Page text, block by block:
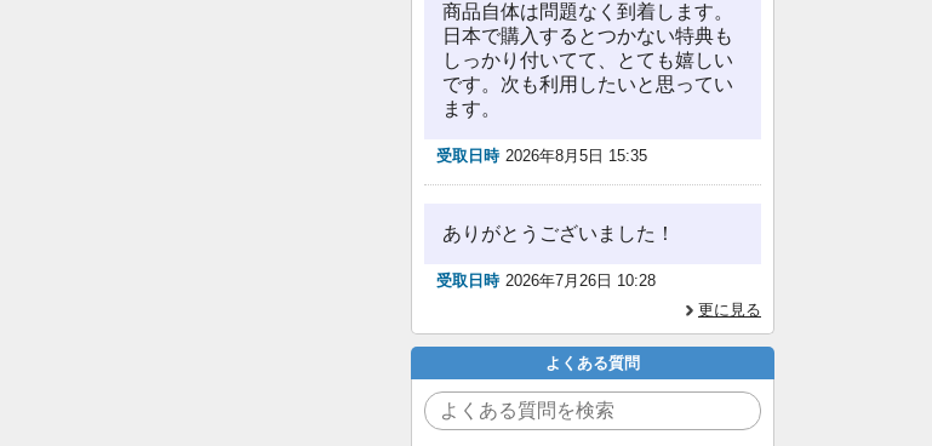
商品自体は問題なく到着します。
日本で購入するとつかない特典も
しっかり付いてて、とても嬉しい
です。次も利用したいと思ってい
ます。
受取日時 2026年8月5日 15:35
ありがとうございました！
受取日時 2026年7月26日 10:28
更に見る
よくある質問